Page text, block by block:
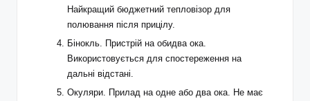
Найкращий бюджетний тепловізор для
полювання після прицілу.
Бінокль. Пристрій на обидва ока.
Використовується для спостереження на
дальні відстані.
Окуляри. Прилад на одне або два ока. Не має